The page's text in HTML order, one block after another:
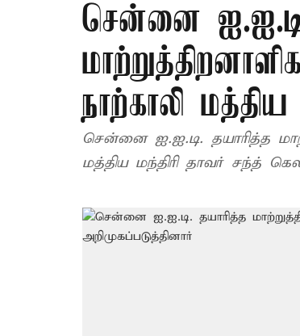
சென்னை
நாற்காலி மத்திய
சென்னை ஐ.ஐ.டி. தயாரித்த
மத்திய மந்திரி தாவர் சந்த்